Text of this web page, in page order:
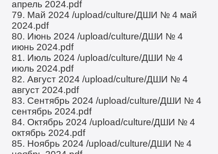
апрель 2024.pdf
79. Май 2024/upload/culture/ДШИ № 4 май
2024.pdf
80. Июнь 2024/upload/culture/ДШИ № 4
июнь 2024.pdf
81. Июль 2024/upload/culture/ДШИ № 4
июль 2024.pdf
82. Август 2024/upload/culture/ДШИ № 4
август 2024.pdf
83. Сентябрь 2024/upload/culture/ДШИ № 4
сентябрь 2024.pdf
84. Октябрь 2024/upload/culture/ДШИ № 4
октябрь 2024.pdf
85. Ноябрь 2024/upload/culture/ДШИ № 4